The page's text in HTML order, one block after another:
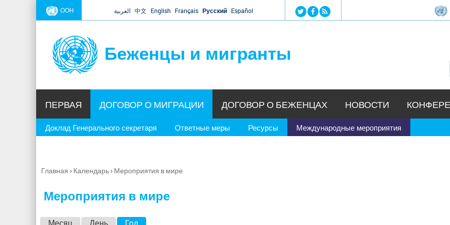
Jump to navigation
ООН العربية 中文 English Français Русский Español
Беженцы и мигранты
ПЕРВАЯ ДОГОВОР О МИГРАЦИИ
Доклад Генерального секретаря Ответные меры Ресурсы Международные мероприятия
ДОГОВОР О БЕЖЕНЦАХ НОВОСТИ
Вы
Главная › Календарь› Мероприятия в мире
Мероприятия в мире